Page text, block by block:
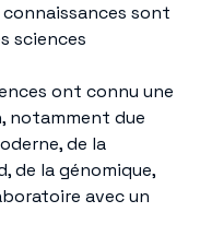
sont
sciences
ont connu une
notamment due
de la
de la génomique,
avec un